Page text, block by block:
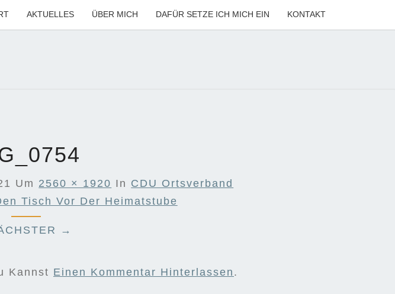
AKTUELLES ÜBER MICH DAFÜR SETZE ICH MICH EIN KONTAKT
Um 2560 × 1920 In CDU Ortsverband
Tisch Vor Der Heimatstube
→
Kannst Einen Kommentar Hinterlassen .